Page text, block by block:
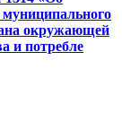
окружающей
и потребле